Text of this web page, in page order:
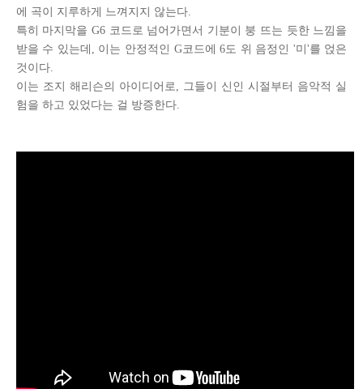
에 곡이 지루하게 느껴지지 않는다.
특히 마지막을 G6 코드로 넘어가면서 기분이 붕 뜨는 듯한 느낌을
받을 수 있는데, 이는 안정적인 G코드에 6도 위 음정인 '미'를 얹은
것이다.
이는 조지 해리슨의 아이디어로, 그들이 신인 시절부터 음악적 실
험을 하고 있었다는 걸 방증한다.